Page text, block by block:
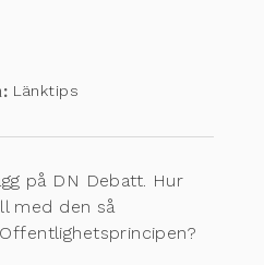
Länktips
på DN Debatt. Hur
med den så